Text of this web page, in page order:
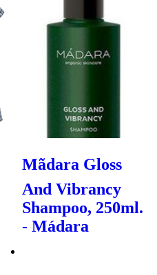
Mãdara Gloss
And Vibrancy
Shampoo, 250ml.
- Mádara